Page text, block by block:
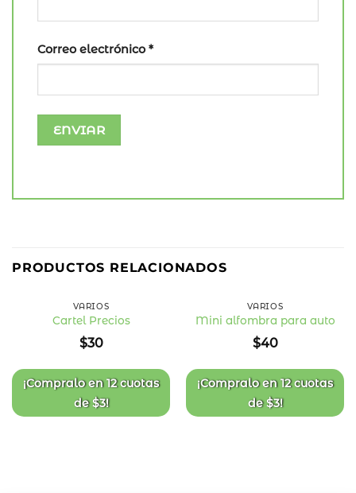
Correo electrónico *
PRODUCTOS RELACIONADOS
de
deseos
VARIOS
Cartel Precios
$30
¡Compralo en12 cuotas
de$3!
de
deseos
VARIOS
Mini alfombra para auto
$40
¡Compralo en12 cuotas
de$3!